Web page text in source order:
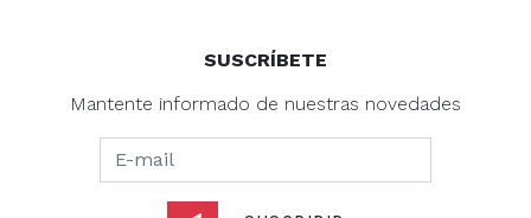
SUSCRÍBETE
Mantente informado de nuestras novedades